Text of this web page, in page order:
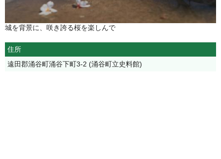
城を背景に、咲き誇る桜を楽しんで
住所
遠田郡涌谷町涌谷下町3-2 (涌谷町立史料館)